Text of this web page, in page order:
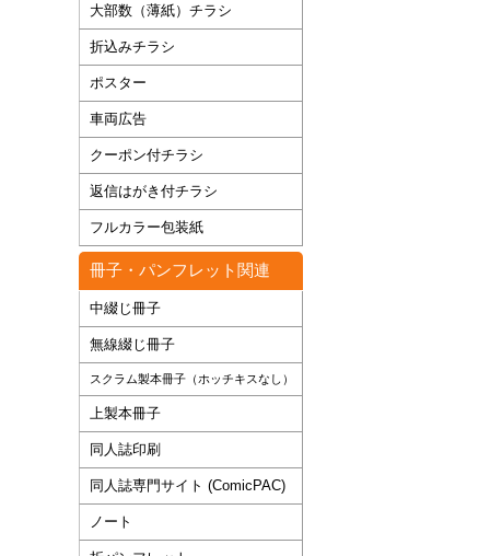
大部数（薄紙）チラシ
折込みチラシ
ポスター
車両広告
クーポン付チラシ
返信はがき付チラシ
フルカラー包装紙
冊子・パンフレット関連
中綴じ冊子
無線綴じ冊子
スクラム製本冊子（ホッチキスなし）
上製本冊子
同人誌印刷
同人誌専門サイト (ComicPAC)
ノート